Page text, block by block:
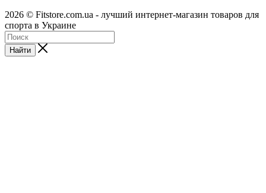
2026 © Fitstore.com.ua - лучший интернет-магазин товаров для
спорта в Украине
Найти